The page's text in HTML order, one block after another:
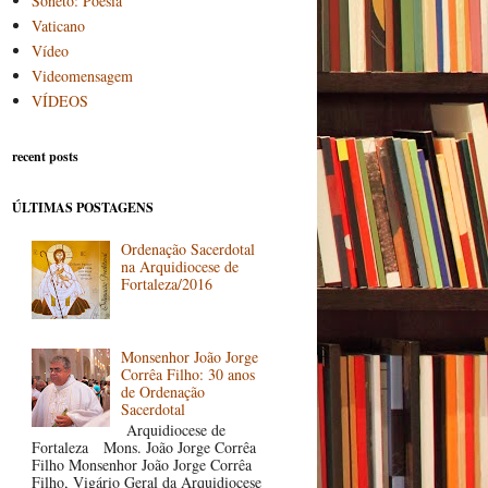
Vaticano
Vídeo
Videomensagem
VÍDEOS
recent posts
ÚLTIMAS POSTAGENS
Ordenação Sacerdotal
na Arquidiocese de
Fortaleza/2016
Monsenhor João Jorge
Corrêa Filho: 30 anos
de Ordenação
Sacerdotal
Arquidiocese de
Fortaleza Mons. João Jorge Corrêa
Filho Monsenhor João Jorge Corrêa
Filho, Vigário Geral da Arquidiocese